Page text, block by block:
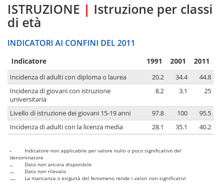
ISTRUZIONE | Istruzione per classi
di età
INDICATORI AI CONFINI DEL 2011
Indicatore 1991 2001 2011
Incidenza di adulti con diploma o laurea 20.2 34.4
44.8
Incidenza di giovani con istruzione
universitaria
8.2 3.1 25
Livello di istruzione dei giovani 15-19 anni 97.8 100
95.5
Incidenza di adulti con la licenza media
28.1 35.1 40.2
-
Indicatore non applicabile per valore nullo o poco significativo del
denominatore
..
Dato non ancora disponibile
...
Dato non rilevato
....
La mancanza o esiguità del fenomeno rende i valori non significativi